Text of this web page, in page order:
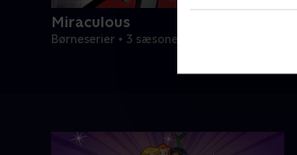
Miraculous
Børneserier • 3 sæsoner